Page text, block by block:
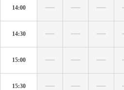
14:00
14:30
15:00
15:30